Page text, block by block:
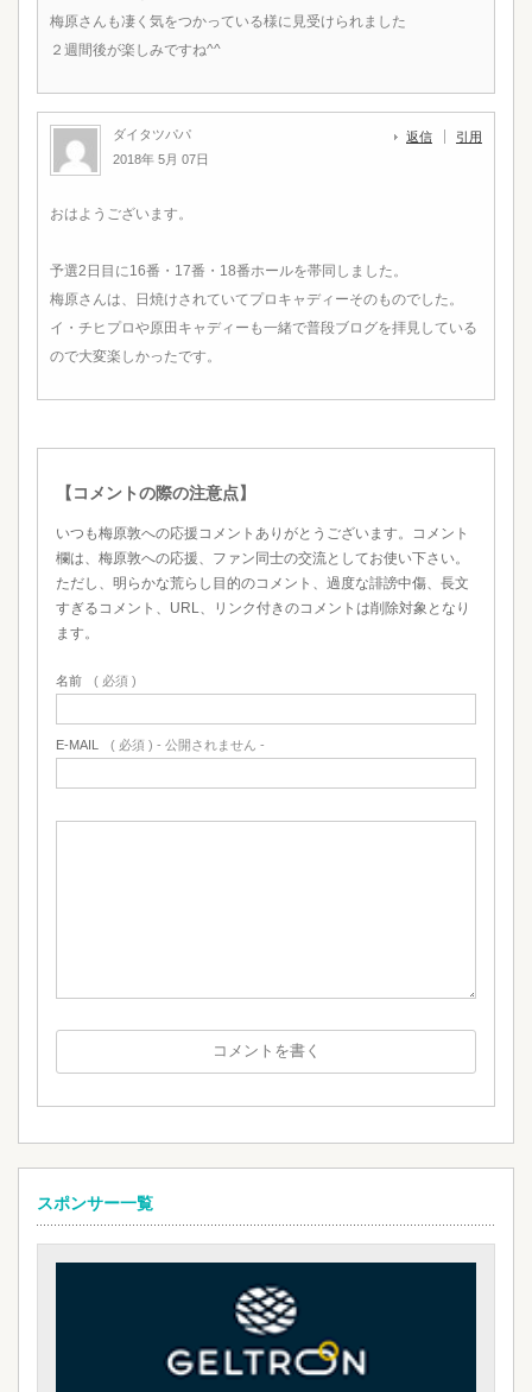
梅原さんも凄く気をつかっている様に見受けられました
２週間後が楽しみですね^^
ダイタツパパ
2018年 5月 07日
返信 引用
おはようございます。
予選2日目に16番・17番・18番ホールを帯同しました。
梅原さんは、日焼けされていてプロキャディーそのものでした。
イ・チヒプロや原田キャディーも一緒で普段ブログを拝見している
ので大変楽しかったです。
【コメントの際の注意点】
いつも梅原敦への応援コメントありがとうございます。コメント
欄は、梅原敦への応援、ファン同士の交流としてお使い下さい。
ただし、明らかな荒らし目的のコメント、過度な誹謗中傷、長文
すぎるコメント、URL、リンク付きのコメントは削除対象となり
ます。
名前 ( 必須 )
E-MAIL ( 必須 ) - 公開されません -
スポンサー一覧